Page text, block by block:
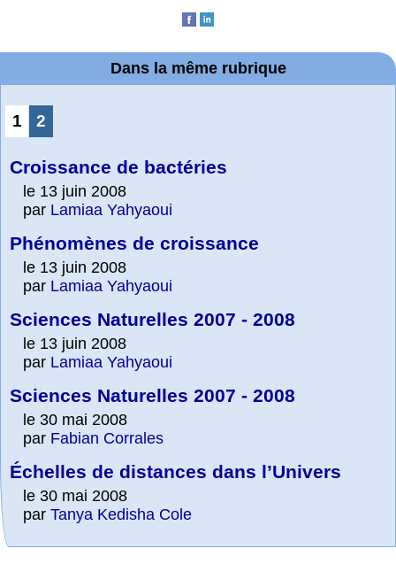
Dans la même rubrique
1 2
Croissance de bactéries
le 13 juin 2008
par Lamiaa Yahyaoui
Phénomènes de croissance
le 13 juin 2008
par Lamiaa Yahyaoui
Sciences Naturelles 2007 - 2008
le 13 juin 2008
par Lamiaa Yahyaoui
Sciences Naturelles 2007 - 2008
le 30 mai 2008
par Fabian Corrales
Échelles de distances dans l’Univers
le 30 mai 2008
par Tanya Kedisha Cole